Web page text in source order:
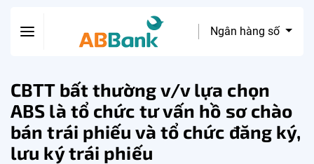
Ngân hàng số
CBTT bất thường v/v lựa chọn
ABS là tổ chức tư vấn hồ sơ chào
bán trái phiếu và tổ chức đăng ký,
lưu ký trái phiếu